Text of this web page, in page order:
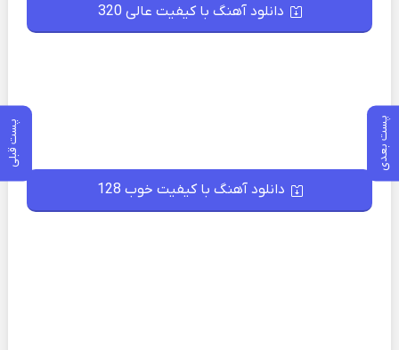
پست بعدی پست قبلی
دانلود آهنگ با کیفیت عالی 320
دانلود آهنگ با کیفیت خوب 128